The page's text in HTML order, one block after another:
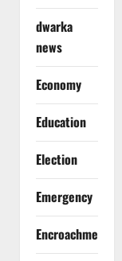
dwarka
news
Economy
Education
Election
Emergency
Encroachment